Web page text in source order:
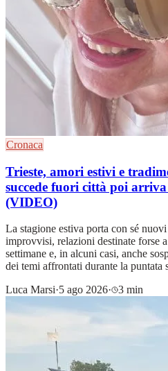
Cronaca
Trieste, amori estivi e
succede fuori città poi
(VIDEO)
La stagione estiva porta con sé
improvvisi, relazioni destinate forse
settimane e, in alcuni casi, anche
dei temi affrontati durante la puntata
Luca Marsi·5 ago 2026· 3 min